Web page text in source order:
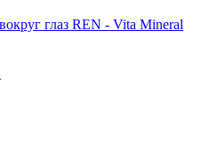
глаз REN - Vita Mineral